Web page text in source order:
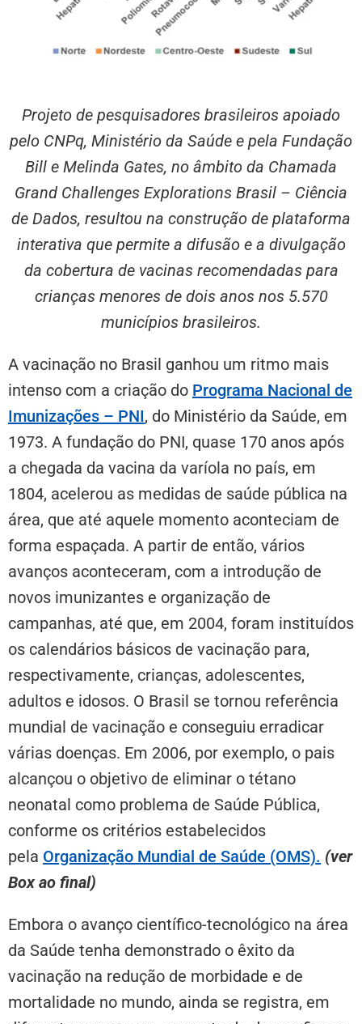
Projeto de pesquisadores brasileiros apoiado
pelo CNPq, Ministério da Saúde e pela Fundação
Bill e Melinda Gates, no âmbito da Chamada
Grand Challenges Explorations Brasil – Ciência
de Dados, resultou na construção de plataforma
interativa que permite a difusão e a divulgação
da cobertura de vacinas recomendadas para
crianças menores de dois anos nos 5.570
municípios brasileiros.
A vacinação no Brasil ganhou um ritmo mais
intenso com a criação do Programa Nacional de
Imunizações – PNI, do Ministério da Saúde, em
1973. A fundação do PNI, quase 170 anos após
a chegada da vacina da varíola no país, em
1804, acelerou as medidas de saúde pública na
área, que até aquele momento aconteciam de
forma espaçada. A partir de então, vários
avanços aconteceram, com a introdução de
novos imunizantes e organização de
campanhas, até que, em 2004, foram instituídos
os calendários básicos de vacinação para,
respectivamente, crianças, adolescentes,
adultos e idosos. O Brasil se tornou referência
mundial de vacinação e conseguiu erradicar
várias doenças. Em 2006, por exemplo, o pais
alcançou o objetivo de eliminar o tétano
neonatal como problema de Saúde Pública,
conforme os critérios estabelecidos
pela Organização Mundial de Saúde (OMS). (ver
Box ao final)
Embora o avanço científico-tecnológico na área
da Saúde tenha demonstrado o êxito da
vacinação na redução de morbidade e de
mortalidade no mundo, ainda se registra, em